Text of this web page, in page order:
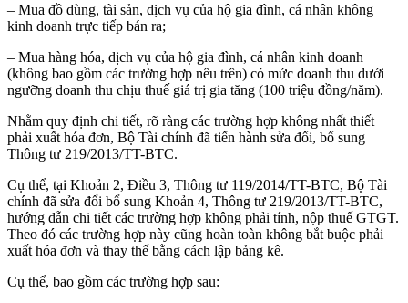
– Mua đồ dùng, tài sản, dịch vụ của hộ gia đình, cá nhân không
kinh doanh trực tiếp bán ra;
– Mua hàng hóa, dịch vụ của hộ gia đình, cá nhân kinh doanh
(không bao gồm các trường hợp nêu trên) có mức doanh thu dưới
ngưỡng doanh thu chịu thuế giá trị gia tăng (100 triệu đồng/năm).
Nhằm quy định chi tiết, rõ ràng các trường hợp không nhất thiết
phải xuất hóa đơn, Bộ Tài chính đã tiến hành sửa đổi, bổ sung
Thông tư 219/2013/TT-BTC.
Cụ thể, tại Khoản 2, Điều 3, Thông tư 119/2014/TT-BTC, Bộ Tài
chính đã sửa đổi bổ sung Khoản 4, Thông tư 219/2013/TT-BTC,
hướng dẫn chi tiết các trường hợp không phải tính, nộp thuế GTGT.
Theo đó các trường hợp này cũng hoàn toàn không bắt buộc phải
xuất hóa đơn và thay thế bằng cách lập bảng kê.
Cụ thể, bao gồm các trường hợp sau: